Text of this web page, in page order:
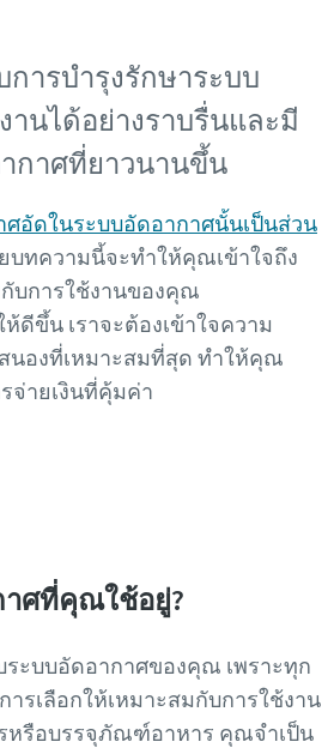
ารบำรุงรักษาระบบ
นได้อย่างราบรื่นและมี
กาศที่ยาวนานขึ้น
ศอัดในระบบอัดอากาศนั้นเป็นส่วน
บทความนี้จะทำให้คุณเข้าใจถึง
บการใช้งานของคุณ
ดีขึ้น เราจะต้องเข้าใจความ
นองที่เหมาะสมที่สุด ทำให้คุณ
จ่ายเงินที่คุ้มค่า
าศที่คุณใช้อยู่?
ะบบอัดอากาศของคุณ เพราะทุก
รเลือกให้เหมาะสมกับการใช้งาน
หรือบรรจุภัณฑ์อาหาร คุณจำเป็น